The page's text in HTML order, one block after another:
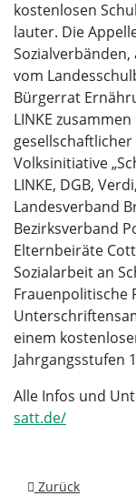
kostenlosen
lauter. Die
vom
Bürgerrat
LINKE
Volksinitiative
LINKE, DGB,
Landesverband
Bezirksverband
Elternbeiräte
Sozialarbeit an
Frauenpolitische
einem
Jahrgangsstufen
Alle Infos und
satt.de/
Vorheriger
Zurück